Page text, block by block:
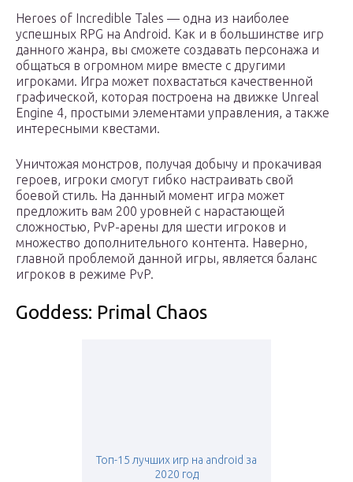
Heroes of Incredible Tales — одна из наиболее
успешных RPG на Android. Как и в большинстве игр
данного жанра, вы сможете создавать персонажа и
общаться в огромном мире вместе с другими
игроками. Игра может похвастаться качественной
графической, которая построена на движке Unreal
Engine 4, простыми элементами управления, а также
интересными квестами.
Уничтожая монстров, получая добычу и прокачивая
героев, игроки смогут гибко настраивать свой
боевой стиль. На данный момент игра может
предложить вам 200 уровней с нарастающей
сложностью, PvP-арены для шести игроков и
множество дополнительного контента. Наверно,
главной проблемой данной игры, является баланс
игроков в режиме PvP.
Goddess: Primal Chaos
Топ-15 лучших игр на android за
2020 год